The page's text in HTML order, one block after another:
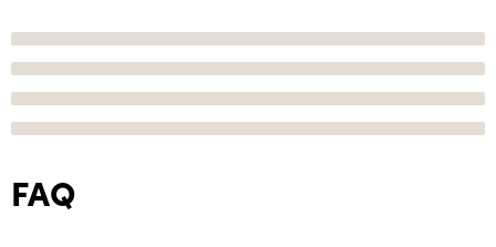
FAQ